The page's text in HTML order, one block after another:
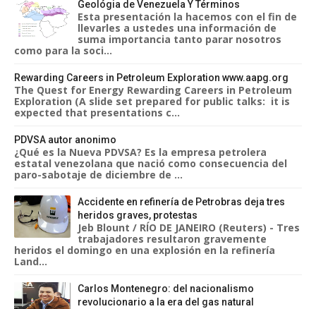
Geológia de Venezuela Y Términos
Esta presentación la hacemos con el fin de
llevarles a ustedes una información de
suma importancia tanto parar nosotros
como para la soci...
Rewarding Careers in Petroleum Exploration www.aapg.org
The Quest for Energy Rewarding Careers in Petroleum
Exploration (A slide set prepared for public talks: it is
expected that presentations c...
PDVSA autor anonimo
¿Qué es la Nueva PDVSA? Es la empresa petrolera
estatal venezolana que nació como consecuencia del
paro-sabotaje de diciembre de ...
Accidente en refinería de Petrobras deja tres
heridos graves, protestas
Jeb Blount / RÍO DE JANEIRO (Reuters) - Tres
trabajadores resultaron gravemente
heridos el domingo en una explosión en la refinería
Land...
Carlos Montenegro: del nacionalismo
revolucionario a la era del gas natural